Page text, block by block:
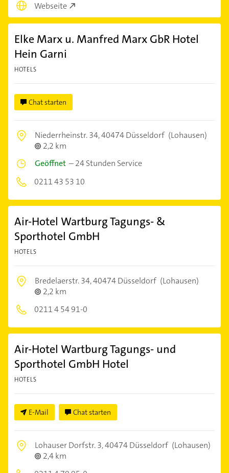
Webseite
Elke Marx u. Manfred Marx GbR Hotel
Hein Garni
HOTELS
Chat starten
Niederrheinstr. 34,40474 Düsseldorf (Lohausen)
2,2 km
Geöffnet –24 Stunden Service
0211 43 53 10
Air-Hotel Wartburg Tagungs- &
Sporthotel GmbH
HOTELS
Bredelaerstr. 34,40474 Düsseldorf (Lohausen)
2,2 km
0211 4 54 91-0
Air-Hotel Wartburg Tagungs- und
Sporthotel GmbH Hotel
HOTELS
E-Mail Chat starten
Lohauser Dorfstr. 3,40474 Düsseldorf (Lohausen)
2,4 km